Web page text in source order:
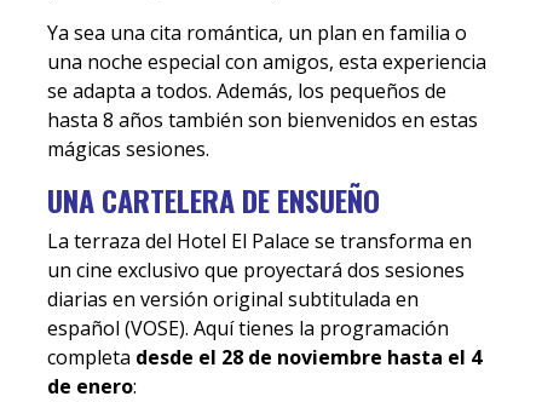
Ya sea una cita romántica, un plan en familia o
una noche especial con amigos, esta experiencia
se adapta a todos. Además, los pequeños de
hasta 8 años también son bienvenidos en estas
mágicas sesiones.
UNA CARTELERA DE ENSUEÑO
La terraza del Hotel El Palace se transforma en
un cine exclusivo que proyectará dos sesiones
diarias en versión original subtitulada en
español (VOSE). Aquí tienes la programación
completa desde el 28 de noviembre hasta el 4
de enero: